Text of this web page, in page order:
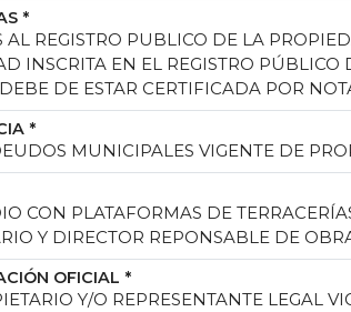
*
AL REGISTRO PUBLICO DE LA
INSCRITA EN EL REGISTRO PÚBLICO
DE ESTAR CERTIFICADA POR
*
MUNICIPALES VIGENTE DE
CON PLATAFORMAS DE
Y DIRECTOR REPONSABLE DE
OFICIAL *
Y/O REPRESENTANTE LEGAL